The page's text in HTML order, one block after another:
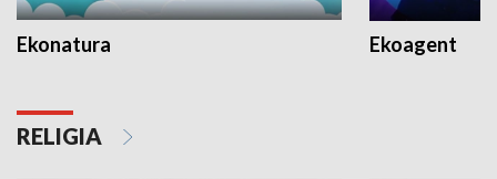
Ekonatura Ekoagent
RELIGIA